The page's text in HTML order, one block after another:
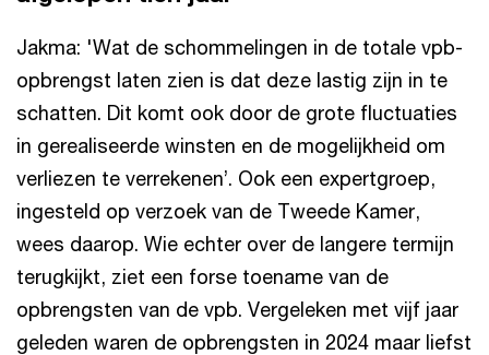
Jakma: 'Wat de schommelingen in de totale vpb-
opbrengst laten zien is dat deze lastig zijn in te
schatten. Dit komt ook door de grote fluctuaties
in gerealiseerde winsten en de mogelijkheid om
verliezen te verrekenen’. Ook een expertgroep,
ingesteld op verzoek van de Tweede Kamer,
wees daarop. Wie echter over de langere termijn
terugkijkt, ziet een forse toename van de
opbrengsten van de vpb. Vergeleken met vijf jaar
geleden waren de opbrengsten in 2024 maar liefst